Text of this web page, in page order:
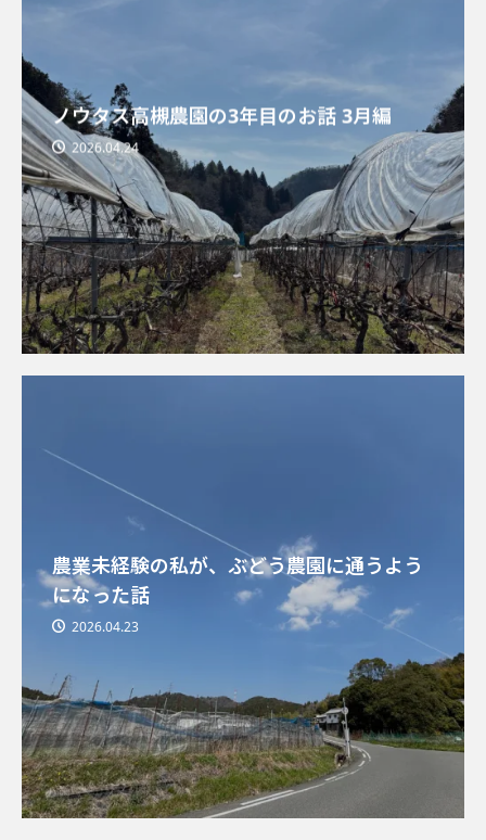
ノウタス高槻農園の3年目のお話 3月編
2026.04.24
農業未経験の私が、ぶどう農園に通うよう
になった話
2026.04.23